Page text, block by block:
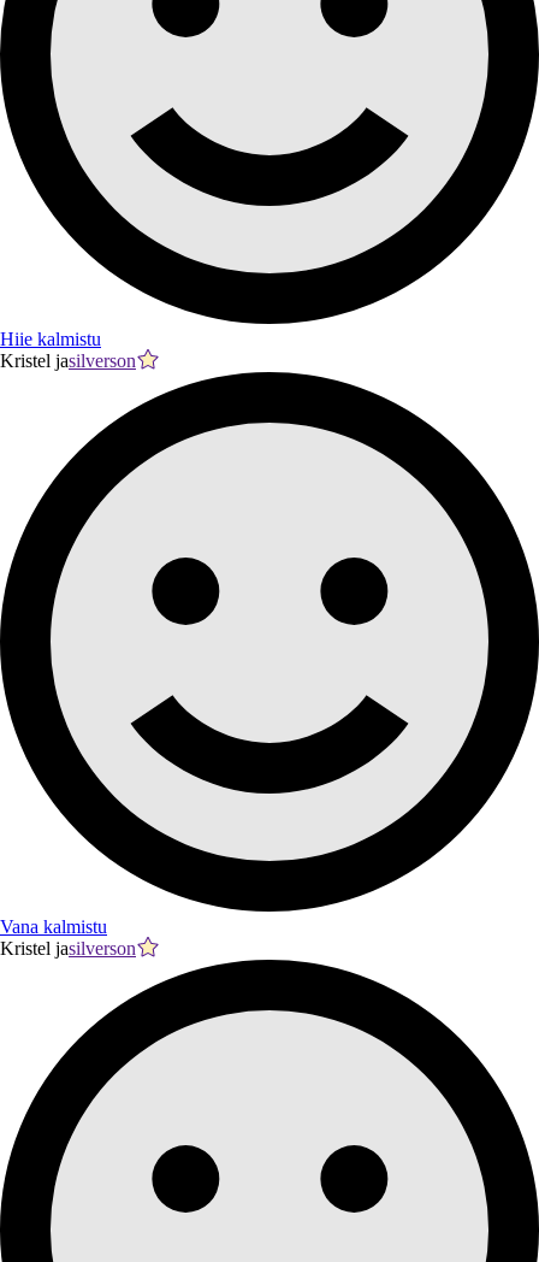
Hiie kalmistu
Kristel jasilverson
Vana kalmistu
Kristel jasilverson